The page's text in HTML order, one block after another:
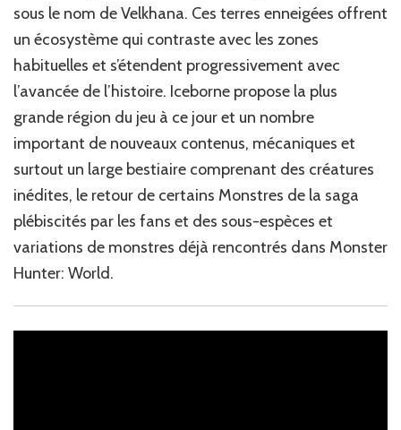
sous le nom de Velkhana. Ces terres enneigées offrent
un écosystème qui contraste avec les zones
habituelles et s’étendent progressivement avec
l’avancée de l’histoire. Iceborne propose la plus
grande région du jeu à ce jour et un nombre
important de nouveaux contenus, mécaniques et
surtout un large bestiaire comprenant des créatures
inédites, le retour de certains Monstres de la saga
plébiscités par les fans et des sous-espèces et
variations de monstres déjà rencontrés dans Monster
Hunter: World.